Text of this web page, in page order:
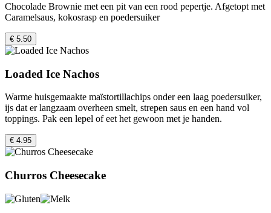
Chocolade Brownie met een pit van een rood pepertje. Afgetopt met
Caramelsaus, kokosrasp en poedersuiker
€ 5.50
Loaded Ice Nachos
Warme huisgemaakte maïstortillachips onder een laag poedersuiker,
ijs dat er langzaam overheen smelt, strepen saus en een hand vol
toppings. Pak een lepel of eet het gewoon met je handen.
€ 4.95
Churros Cheesecake